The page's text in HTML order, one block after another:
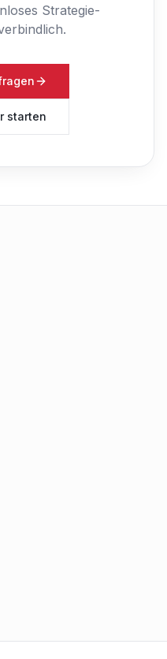
Strategie-
starten